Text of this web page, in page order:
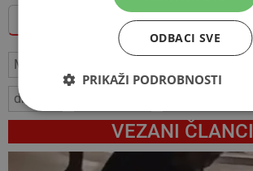
Dodajte Hercegovina.info među omiljene izvore
Mostar
društvo
VEZANI ČLANCI
ODBACI SVE
PRIKAŽI PODROBNOSTI